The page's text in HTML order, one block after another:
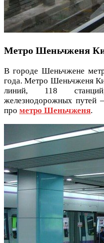
Метро Шеньчженя
В городе Шеньчжене
года. Метро Шеньчженя
линий, 118
железнодорожных путей
про метро Шеньчженя.